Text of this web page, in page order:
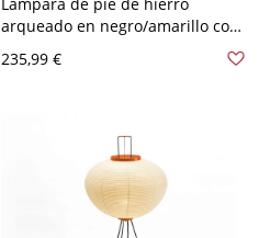
arqueado en negro/amarillo con
pantalla esférica para el hogar -
Negro 110 A 120 V
235,99 €